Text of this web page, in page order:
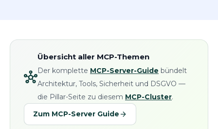
hub
Übersicht aller MCP-Themen
Der komplette MCP-Server-Guide bündelt
Architektur, Tools, Sicherheit und DSGVO —
die Pillar-Seite zu diesem MCP-Cluster.
Zum MCP-Server Guide arrow_forward